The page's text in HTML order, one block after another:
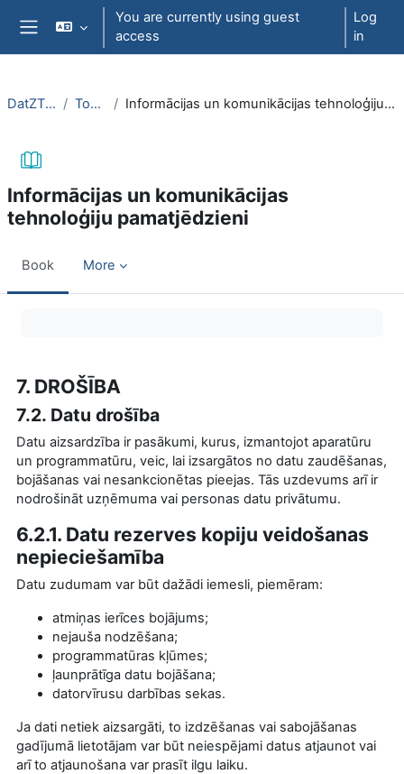
Skip to main content
You are currently using guest
access
Log
in
DatZT008 Topic 1 Informācijas un komunikācijas tehnoloģiju pamatjēdzieni
Informācijas un komunikācijas
tehnoloģiju pamatjēdzieni
Book More
7. DROŠĪBA
7.2. Datu drošība
Datu aizsardzība ir pasākumi, kurus, izmantojot aparatūru
un programmatūru, veic, lai izsargātos no datu zaudēšanas,
bojāšanas vai nesankcionētas pieejas. Tās uzdevums arī ir
nodrošināt uzņēmuma vai personas datu privātumu.
6.2.1. Datu rezerves kopiju veidošanas
nepieciešamība
Datu zudumam var būt dažādi iemesli, piemēram:
atmiņas ierīces bojājums;
nejauša nodzēšana;
programmatūras kļūmes;
ļaunprātīga datu bojāšana;
datorvīrusu darbības sekas.
Ja dati netiek aizsargāti, to izdzēšanas vai sabojāšanas
gadījumā lietotājam var būt neiespējami datus atjaunot vai
arī to atjaunošana var prasīt ilgu laiku.